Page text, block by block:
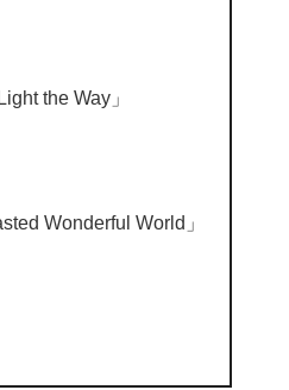
the Way」
Wonderful World」